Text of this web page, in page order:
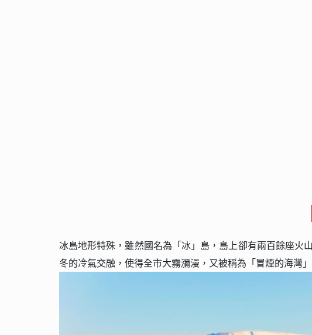
冰島地形特殊，雖然國名為「冰」島，島上卻有兩百餘座火
冬的冷氣交融，使得全市大霧瀰漫，又被稱為「冒煙的海灣